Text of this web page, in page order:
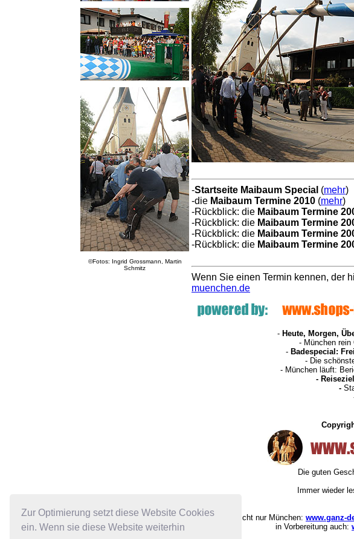
Zur Optimierung setzt diese Website Cookies
ein. Wenn sie diese Website weiterhin
©Fotos: Ingrid Grossmann, Martin
Schmitz
-Startseite Maibaum Special (mehr)
-die Maibaum Termine 2010 (mehr)
-Rückblick: die Maibaum Termine
-Rückblick: die Maibaum Termine
-Rückblick: die Maibaum Termine
-Rückblick: die Maibaum Termine
Wenn Sie einen Termin kennen, der
muenchen.de
- Heute, Morgen,
- München
- Badespecial:
- Die
- München läuft:
-
-
Die guten
Immer wieder
Nicht nur München: www.ganz-
in Vorbereitung auch: